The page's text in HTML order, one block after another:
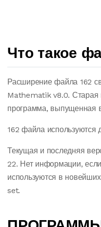
Что такое
Расширение файла 162
Mathematik v8.0. Старая
программа, выпущенная
162 файла используются
Текущая и последняя
22. Нет информации,
используются в
set.